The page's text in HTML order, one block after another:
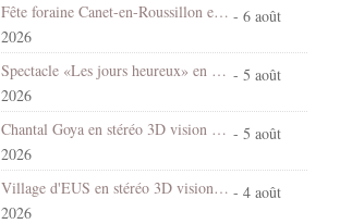
Fête foraine Canet-en-Roussillon en stéréo 3D vision croisée - 6 août
2026
Spectacle «Les jours heureux» en 3D stéréo vision croisée - 5 août
2026
Chantal Goya en stéréo 3D vision croisée - 5 août
2026
Village d'EUS en stéréo 3D vision croisée - 4 août
2026